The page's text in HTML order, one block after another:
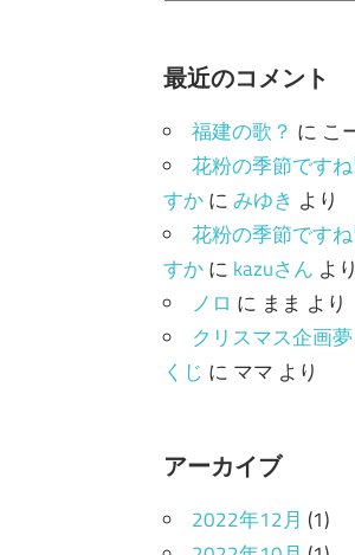
リ
ー
最近のコメント
福建の歌？ に こ
花粉の季節です
すかにみゆき より
花粉の季節です
すかに kazuさん より
ノロ に まま より
クリスマス企画
くじ に ママ より
アーカイブ
2022年12月 (1)